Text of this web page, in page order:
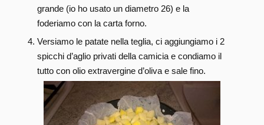
grande (io ho usato un diametro 26) e la
foderiamo con la carta forno.
Versiamo le patate nella teglia, ci aggiungiamo i 2
spicchi d’aglio privati della camicia e condiamo il
tutto con olio extravergine d’oliva e sale fino.